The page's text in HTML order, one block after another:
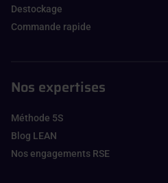
Destockage
Commande rapide
Nos expertises
Méthode 5S
Blog LEAN
Nos engagements RSE